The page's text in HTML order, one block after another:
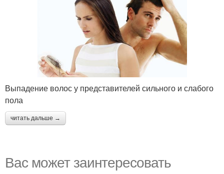
Выпадение волос у представителей сильного и слабого
пола
читать дальше →
Вас может заинтересовать